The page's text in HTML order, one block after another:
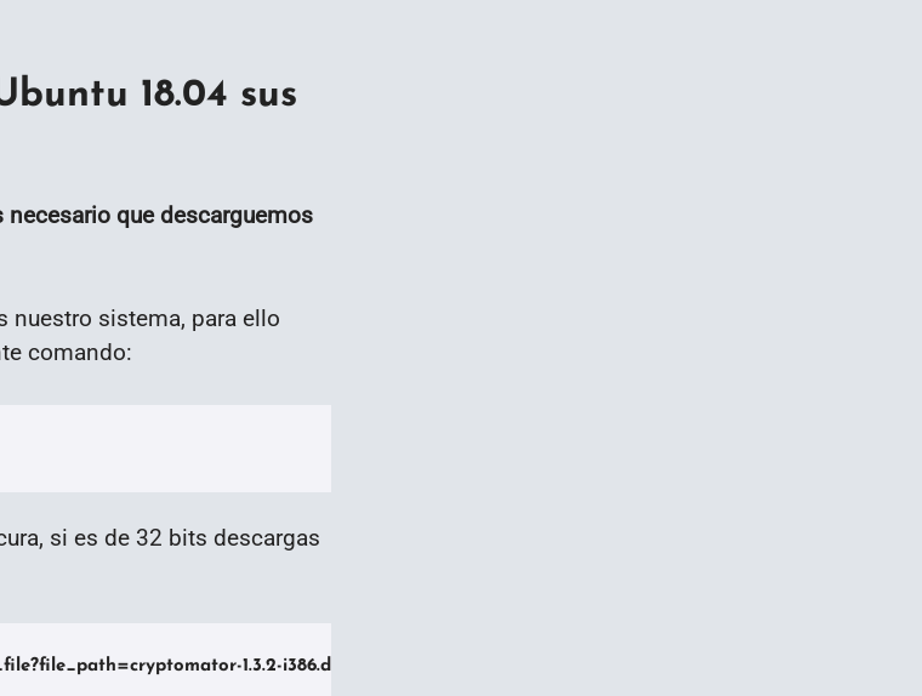
18.04 sus
necesario que descarguemos
nuestro sistema, para ello
comando:
si es de 32 bits descargas
1.3.2-i386.deb -O cryptomator.deb